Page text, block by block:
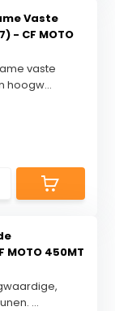
Vaste
- CF MOTO
vaste
hoogw...
450MT
...